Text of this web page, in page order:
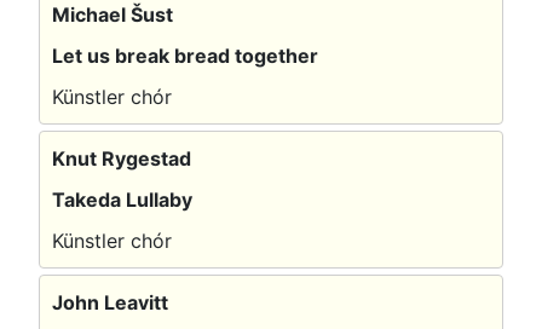
Michael Šust
Let us break bread together
Künstler chór
Knut Rygestad
Takeda Lullaby
Künstler chór
John Leavitt